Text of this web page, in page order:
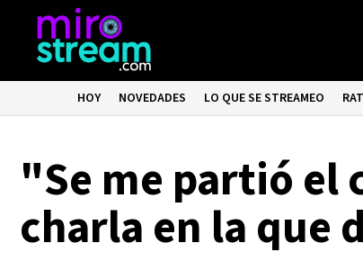
HOY NOVEDADES LO QUE SE STREAMEO
"Se me partió el
charla en la que